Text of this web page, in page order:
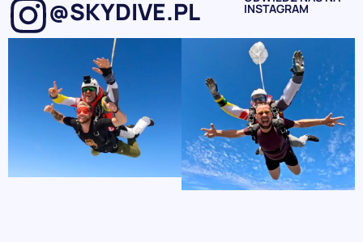
@SKYDIVE.PL INSTAGRAM